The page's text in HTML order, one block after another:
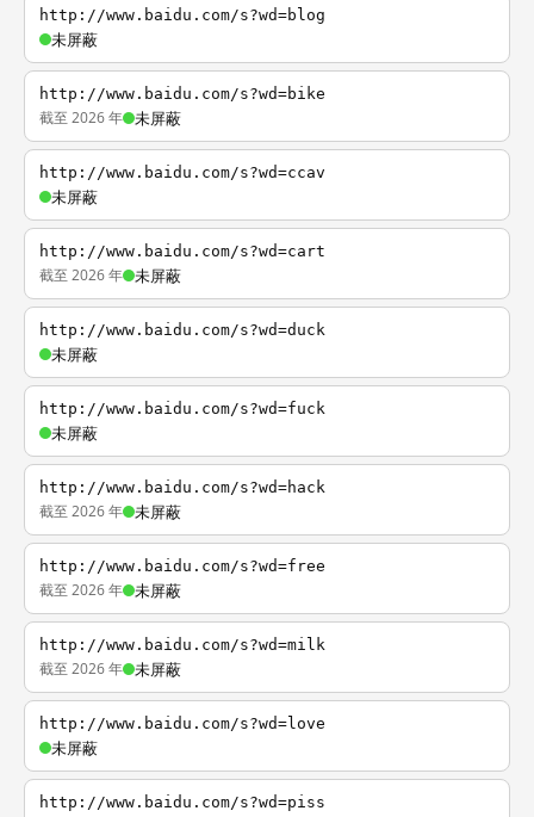
http://www.baidu.com/s?wd=blog
未屏蔽
http://www.baidu.com/s?wd=bike
截至 2026 年 未屏蔽
http://www.baidu.com/s?wd=ccav
未屏蔽
http://www.baidu.com/s?wd=cart
截至 2026 年 未屏蔽
http://www.baidu.com/s?wd=duck
未屏蔽
http://www.baidu.com/s?wd=fuck
未屏蔽
http://www.baidu.com/s?wd=hack
截至 2026 年 未屏蔽
http://www.baidu.com/s?wd=free
截至 2026 年 未屏蔽
http://www.baidu.com/s?wd=milk
截至 2026 年 未屏蔽
http://www.baidu.com/s?wd=love
未屏蔽
http://www.baidu.com/s?wd=piss